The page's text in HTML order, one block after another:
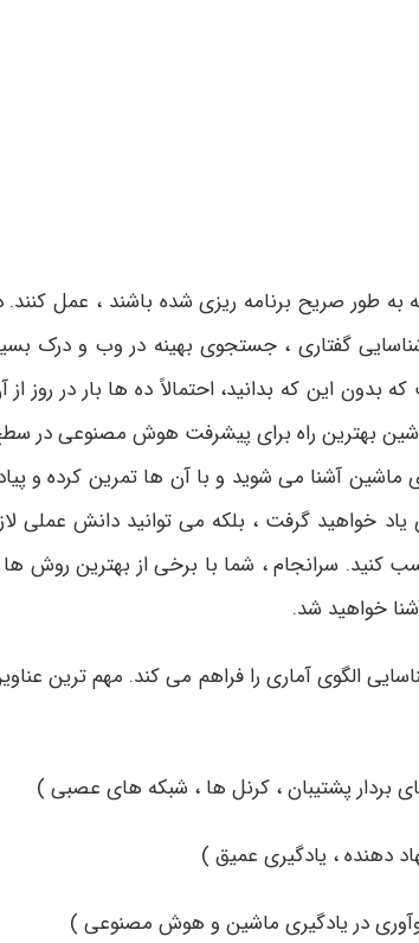
طور صریح برنامه ریزی شده باشند ، عمل کنند.
گفتاری ، جستجوی بهینه در وب و درک
این که بدانید، احتمالاً ده ها بار در روز از
بهترین راه برای پیشرفت هوش مصنوعی در
آشنا می شوید و با آن ها تمرین کرده و
خواهید گرفت ، بلکه می توانید دانش عملی
کنید. سرانجام ، شما با برخی از بهترین روش
خواهید شد.
الگوی آماری را فراهم می کند. مهم ترین